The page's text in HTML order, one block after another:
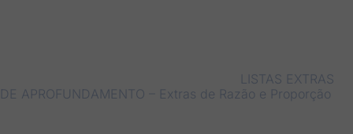
LISTAS EXTRAS
DE APROFUNDAMENTO – Extras de Razão e Proporção